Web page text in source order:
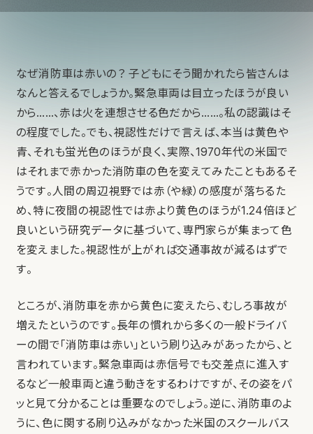
なぜ消防車は赤いの？ 子どもにそう聞かれたら皆さんは
なんと答えるでしょうか。緊急車両は目立ったほうが良い
から……、赤は火を連想させる色だから……。私の認識はそ
の程度でした。でも、視認性だけで言えば、本当は黄色や
青、それも蛍光色のほうが良く、実際、1970年代の米国で
はそれまで赤かった消防車の色を変えてみたこともあるそ
うです。人間の周辺視野では赤（や緑）の感度が落ちるた
め、特に夜間の視認性では赤より黄色のほうが1.24倍ほど
良いという研究データに基づいて、専門家らが集まって色
を変えました。視認性が上がれば交通事故が減るはずで
す。
ところが、消防車を赤から黄色に変えたら、むしろ事故が
増えたというのです。長年の慣れから多くの一般ドライバ
ーの間で「消防車は赤い」という刷り込みがあったから、と
言われています。緊急車両は赤信号でも交差点に進入す
るなど一般車両と違う動きをするわけですが、その姿をパ
ッと見て分かることは重要なのでしょう。逆に、消防車のよ
うに、色に関する刷り込みがなかった米国のスクールバス